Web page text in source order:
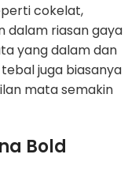
cokelat,
dalam riasan gaya
yang dalam dan
juga biasanya
mata semakin
Bold